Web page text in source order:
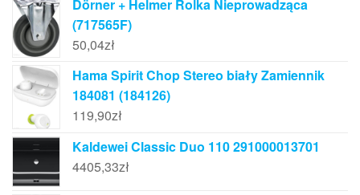
Dörner + Helmer Rolka Nieprowadząca
(717565F)
50,04zł
Hama Spirit Chop Stereo biały Zamiennik
184081 (184126)
119,90zł
Kaldewei Classic Duo 110 291000013701
4405,33zł